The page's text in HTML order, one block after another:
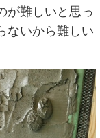
が難しいと思っ
ないから難しい